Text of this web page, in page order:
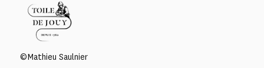
©Mathieu Saulnier